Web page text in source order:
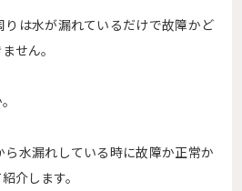
りは水が漏れているだけで故障かど
せん。
ら水漏れしている時に故障か正常か
介します。